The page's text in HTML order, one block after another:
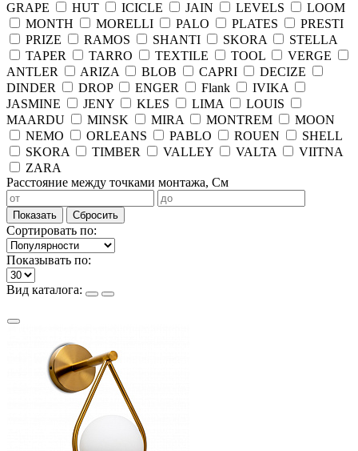
GRAPE
HUT ICICLE JAIN LEVELS
LOOM
MONTH
MORELLI PALO PLATES
PRESTI
PRIZE
RAMOS SHANTI SKORA
STELLA
TAPER
TARRO TEXTILE TOOL
VERGE
ANTLER
ARIZA BLOB CAPRI
DECIZE
DINDER
DROP ENGER Flank
IVIKA
JASMINE
JENY KLES LIMA
LOUIS
MAARDU
MINSK MIRA MONTREM
MOON
NEMO
ORLEANS PABLO ROUEN
SHELL
SKORA
TIMBER VALLEY VALTA
VIITNA
ZARA
Расстояние между точками монтажа, См
Показать Сбросить
Сортировать по:
Показывать по:
Вид каталога: